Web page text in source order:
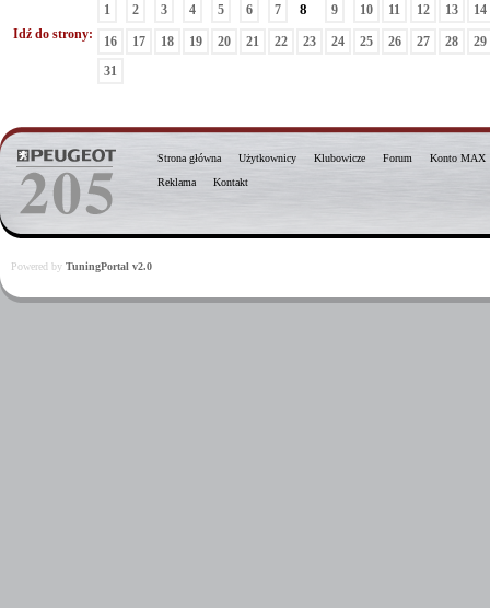
Idź do strony:
1 2 3 4 5 6 7 8 9 10 11 12 13 14
16 17 18 19 20 21 22 23 24 25 26 27 28
29
31
Strona główna Użytkownicy Klubowicze Forum
Konto MAX
Reklama
Kontakt
Powered by TuningPortal v2.0